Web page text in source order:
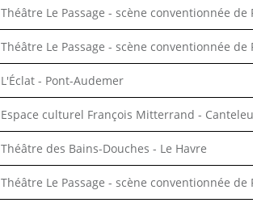
Théâtre Le Passage - scène conventionnée de
Théâtre Le Passage - scène conventionnée de
L'Éclat - Pont-Audemer
Espace culturel François Mitterrand - Canteleu
Théâtre des Bains-Douches - Le Havre
Théâtre Le Passage - scène conventionnée de